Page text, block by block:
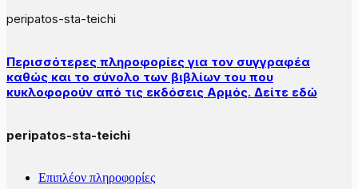
peripatos-sta-teichi
Περισσότερες πληροφορίες για τον συγγραφέα
καθώς και το σύνολο των βιβλίων του που
κυκλοφορούν από τις εκδόσεις Αρμός. Δείτε εδώ
peripatos-sta-teichi
Επιπλέον πληροφορίες